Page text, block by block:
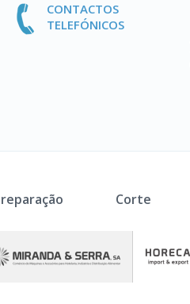
CONTACTOS
TELEFÓNICOS
Corte